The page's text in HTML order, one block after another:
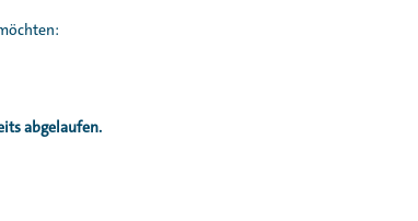
abgelaufen.